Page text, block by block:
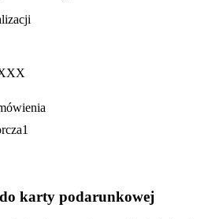
1
karty podarunkowej